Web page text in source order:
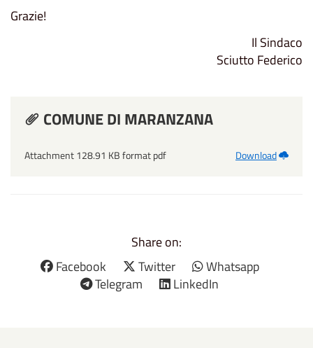
Grazie!
Il Sindaco
Sciutto Federico
COMUNE DI MARANZANA
Attachment 128.91 KB format pdf Download
Share on:
Facebook
Twitter
Whatsapp
Telegram
LinkedIn